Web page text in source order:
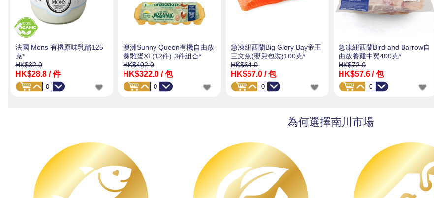
法國 Mons 有機原味乳酪125
克*
HK$32.0
HK$28.8 / 件
澳洲Sunny Queen有機自由放
養雞蛋XL(12件)-3件組合*
HK$402.0
HK$322.0 / 包
急凍紐西蘭Big Glory Bay帝王
三文魚(嬰兒包裝)100克*
HK$64.0
HK$57.0 / 包
急凍紐西蘭Bird and Barrow自
由放養雞中翼400克*
HK$72.0
HK$57.6 / 包
為何選擇南川市場